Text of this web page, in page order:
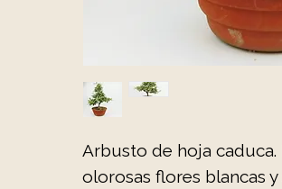
Arbusto de hoja
olorosas flores blancas